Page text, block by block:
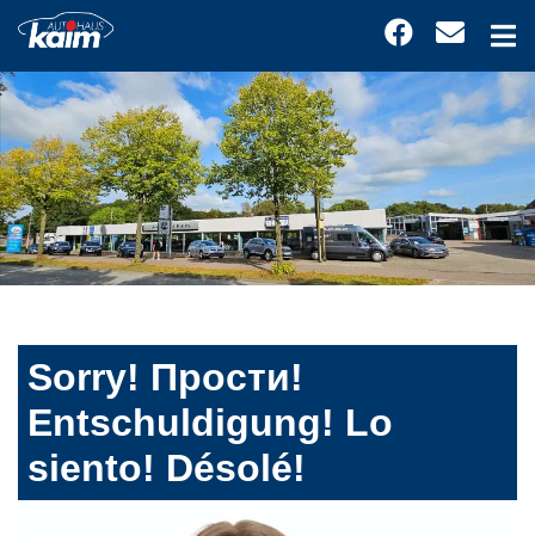
Sorry! Прости!
Entschuldigung! Lo
siento! Désolé!